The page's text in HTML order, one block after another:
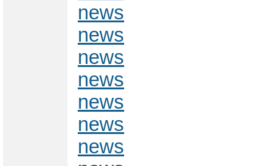
news
news
news
news
news
news
news